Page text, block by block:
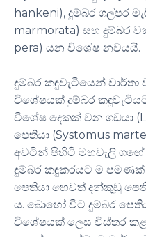
hankeni), දුම්බර ගල්පර
marmorata) සහ දුම්බර
pera) යන විශේෂ නවයයි.
දුම්බර කඳුවැටියෙන්
විශේෂයක් දුම්බර
විශේෂ දෙකක් වන ගඩයා
පෙතියා (Systomus
අවටින් පිහිටි මහවැලි ගඟේ
දුම්බර කඳුකරයට ම
පෙතියා හෙවත් දන්කුඩු
ය. බොහෝ විට දුම්බර
විශේෂයක් ලෙස විස්තර